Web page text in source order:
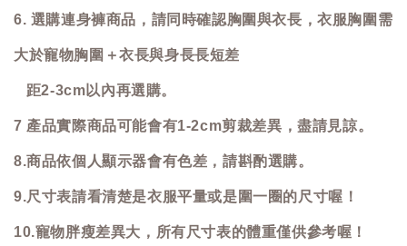
6. 選購連身褲商品，請同時確認胸圍與衣長，衣服胸圍需
大於寵物胸圍＋衣長與身長長短差
距2-3cm以內再選購。
7 產品實際商品可能會有1-2cm剪裁差異，盡請見諒。
8.商品依個人顯示器會有色差，請斟酌選購。
9.尺寸表請看清楚是衣服平量或是圍一圈的尺寸喔！
10.寵物胖瘦差異大，所有尺寸表的體重僅供參考喔！